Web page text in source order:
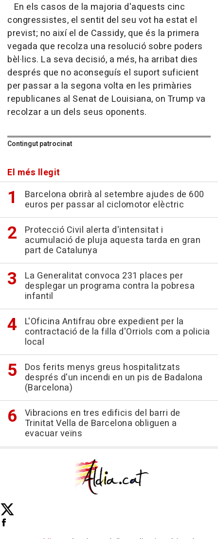
En els casos de la majoria d'aquests cinc
congressistes, el sentit del seu vot ha estat el
previst; no així el de Cassidy, que és la primera
vegada que recolza una resolució sobre poders
bèl·lics. La seva decisió, a més, ha arribat dies
després que no aconseguís el suport suficient
per passar a la segona volta en les primàries
republicanes al Senat de Louisiana, on Trump va
recolzar a un dels seus oponents.
Contingut patrocinat
El més llegit
Barcelona obrirà al setembre ajudes de 600
euros per passar al ciclomotor elèctric
Protecció Civil alerta d'intensitat i
acumulació de pluja aquesta tarda en gran
part de Catalunya
La Generalitat convoca 231 places per
desplegar un programa contra la pobresa
infantil
L'Oficina Antifrau obre expedient per la
contractació de la filla d'Orriols com a policia
local
Dos ferits menys greus hospitalitzats
després d'un incendi en un pis de Badalona
(Barcelona)
Vibracions en tres edificis del barri de
Trinitat Vella de Barcelona obliguen a
evacuar veïns